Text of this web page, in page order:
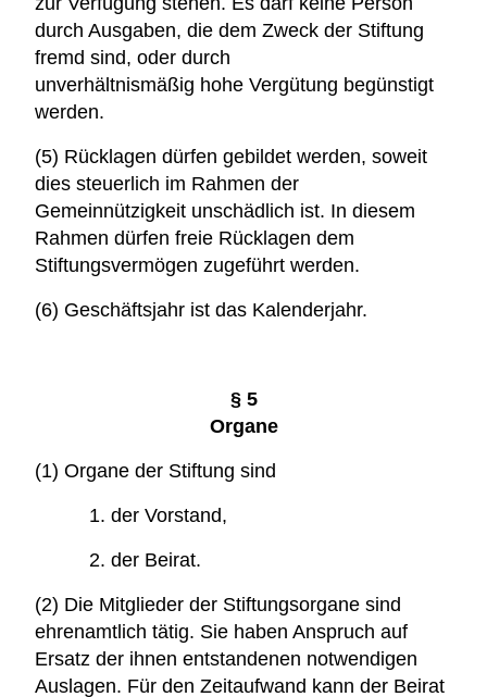
durch Ausgaben, die dem Zweck der Stiftung
fremd sind, oder durch
unverhältnismäßig hohe Vergütung begünstigt
werden.
(5) Rücklagen dürfen gebildet werden, soweit
dies steuerlich im Rahmen der
Gemeinnützigkeit unschädlich ist. In diesem
Rahmen dürfen freie Rücklagen dem
Stiftungsvermögen zugeführt werden.
(6) Geschäftsjahr ist das Kalenderjahr.
§ 5
Organe
(1) Organe der Stiftung sind
1. der Vorstand,
2. der Beirat.
(2) Die Mitglieder der Stiftungsorgane sind
ehrenamtlich tätig. Sie haben Anspruch auf
Ersatz der ihnen entstandenen notwendigen
Auslagen. Für den Zeitaufwand kann der Beirat